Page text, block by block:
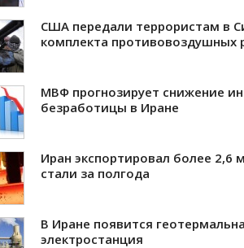
США передали террористам в
комплекта противовоздушных
МВФ прогнозирует снижение
безработицы в Иране
Иран экспортировал более 2,6
стали за полгода
В Иране появится
электростанция